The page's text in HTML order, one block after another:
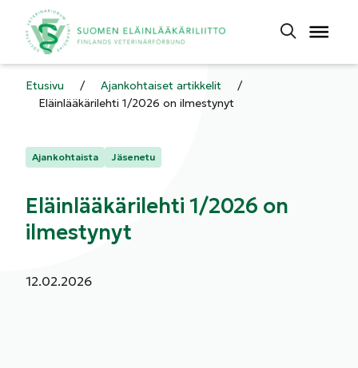
Etusivu / Ajankohtaiset artikkelit
/
Eläinlääkärilehti 1/2026 on ilmestynyt
Kategoriat:
Ajankohtaista Jäsenetu
Eläinlääkärilehti 1/2026 on
ilmestynyt
Julkaistu:
12.02.2026